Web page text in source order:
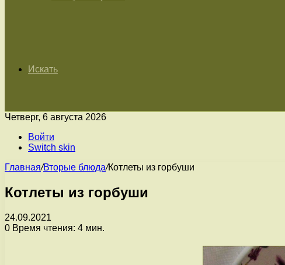
Искать
Четверг, 6 августа 2026
Войти
Switch skin
Главная/Вторые блюда/Котлеты из горбуши
Котлеты из горбуши
24.09.2021
0 Время чтения: 4 мин.